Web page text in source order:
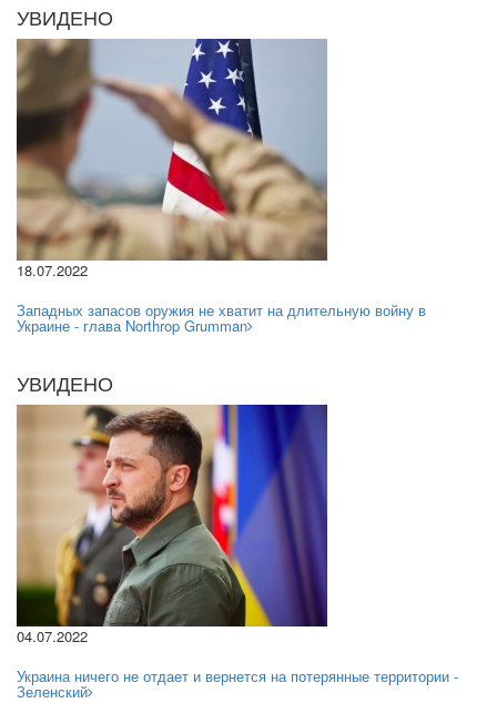
УВИДЕНО
18.07.2022
Западных запасов оружия не хватит на длительную войну в
Украине - глава Northrop Grumman
УВИДЕНО
04.07.2022
Украина ничего не отдает и вернется на потерянные территории -
Зеленский